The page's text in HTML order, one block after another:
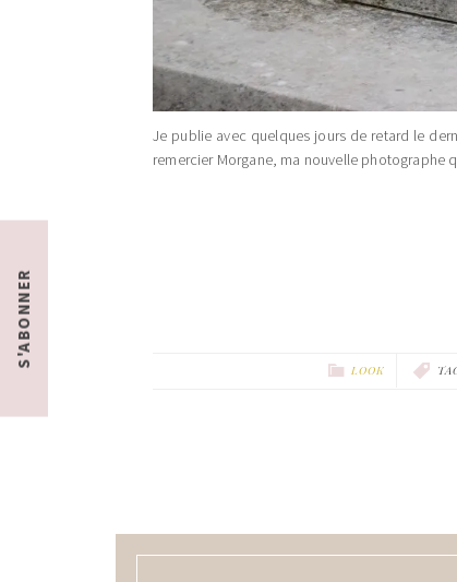
Je publie avec quelques jours de retard le
remercier Morgane, ma nouvelle photographe
LOOK
S'ABONNER